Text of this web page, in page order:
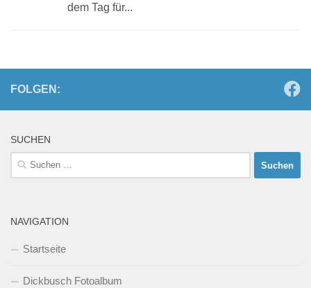
dem Tag für...
FOLGEN:
SUCHEN
Suchen
nach:
NAVIGATION
Startseite
Dickbusch Fotoalbum